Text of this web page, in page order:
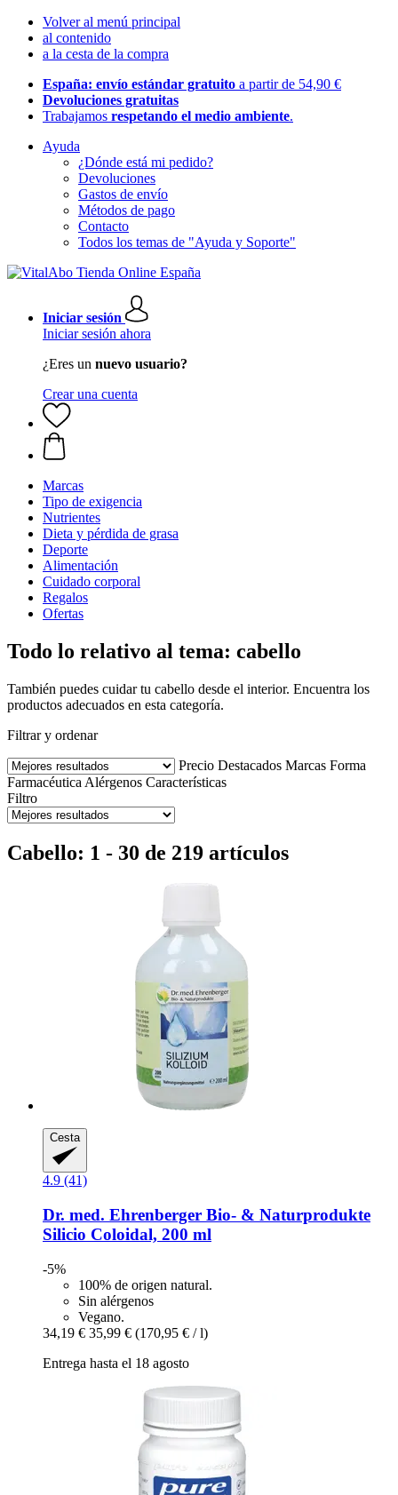
Volver al menú principal
al contenido
a la cesta de la compra
España: envío estándar gratuito a partir de 54,90 €
Devoluciones gratuitas
Trabajamos respetando el medio ambiente.
Ayuda
¿Dónde está mi pedido?
Devoluciones
Gastos de envío
Métodos de pago
Contacto
Todos los temas de "Ayuda y Soporte"
Iniciar sesión
Iniciar sesión ahora
¿Eres un nuevo usuario?
Crear una cuenta
Marcas
Tipo de exigencia
Nutrientes
Dieta y pérdida de grasa
Deporte
Alimentación
Cuidado corporal
Regalos
Ofertas
Todo lo relativo al tema: cabello
También puedes cuidar tu cabello desde el interior. Encuentra los
productos adecuados en esta categoría.
Filtrar y ordenar
Precio Destacados Marcas Forma
Farmacéutica Alérgenos Características
Filtro
Cabello: 1 - 30 de 219 artículos
Cesta
4.9 (41)
Dr. med. Ehrenberger Bio- & Naturprodukte
Silicio Coloidal, 200 ml
-5%
100% de origen natural.
Sin alérgenos
Vegano.
34,19 € 35,99 € (170,95 € / l)
Entrega hasta el 18 agosto